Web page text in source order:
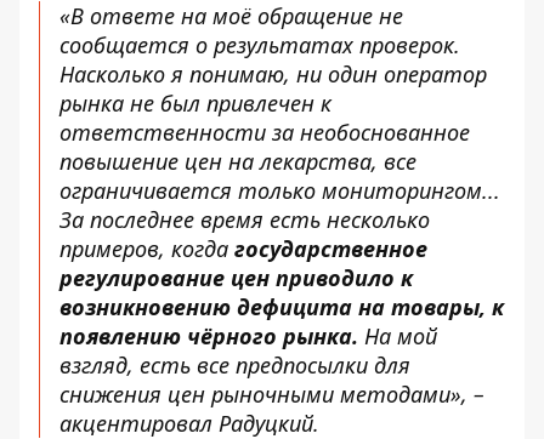
«В ответе на моё обращение не
сообщается о результатах проверок.
Насколько я понимаю, ни один оператор
рынка не был привлечен к
ответственности за необоснованное
повышение цен на лекарства, все
ограничивается только мониторингом...
За последнее время есть несколько
примеров, когда государственное
регулирование цен приводило к
возникновению дефицита на товары, к
появлению чёрного рынка. На мой
взгляд, есть все предпосылки для
снижения цен рыночными методами», –
акцентировал Радуцкий.